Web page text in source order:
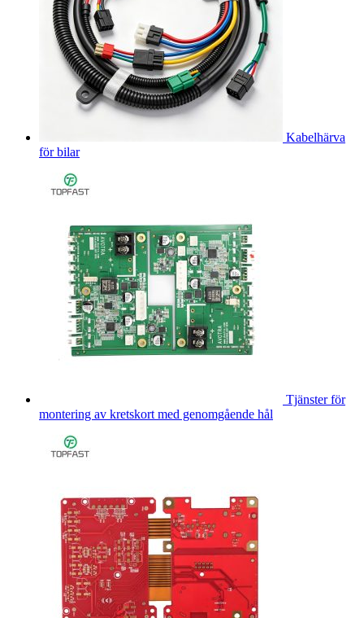
Kabelhärva
för bilar
Tjänster för
montering av kretskort med genomgående hål